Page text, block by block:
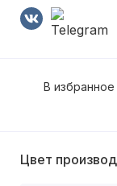
В избранное
Цвет